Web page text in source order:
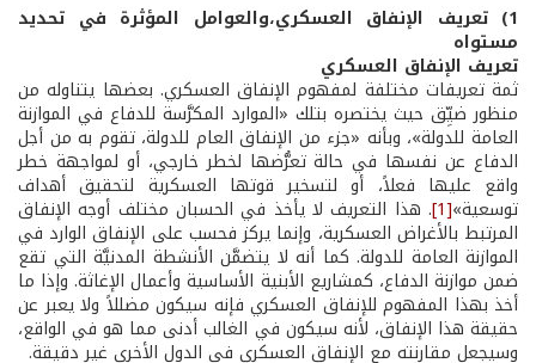
1) تعريف الإنفاق العسكري،والعوامل المؤثرة في تحديد
مستواه
تعريف الإنفاق العسكري
ثمة تعريفات مختلفة لمفهوم الإنفاق العسكري. بعضها يتناوله من
منظور ضيِّق حيث يختصره بتلك «الموارد المكرَّسة للدفاع في الموازنة
العامة للدولة»، وبأنه «جزء من الإنفاق العام للدولة، تقوم به من أجل
الدفاع عن نفسها في حالة تعرُّضها لخطر خارجي، أو لمواجهة خطر
واقع عليها فعلاً، أو لتسخير قوتها العسكرية لتحقيق أهداف
توسعية»[1] . هذا التعريف لا يأخذ في الحسبان مختلف أوجه الإنفاق
المرتبط بالأغراض العسكرية، وإنما يركز فحسب على الإنفاق الوارد في
الموازنة العامة للدولة. كما أنه لا يتضمَّن الأنشطة المدنيَّة التي تقع
ضمن موازنة الدفاع، كمشاريع الأبنية الأساسية وأعمال الإغاثة. وإذا ما
أخذ بهذا المفهوم للإنفاق العسكري فإنه سيكون مضللاً ولا يعبر عن
حقيقة هذا الإنفاق، لأنه سيكون في الغالب أدنى مما هو في الواقع،
وسيجعل مقارنته مع الإنفاق العسكري في الدول الأخرى غير دقيقة.